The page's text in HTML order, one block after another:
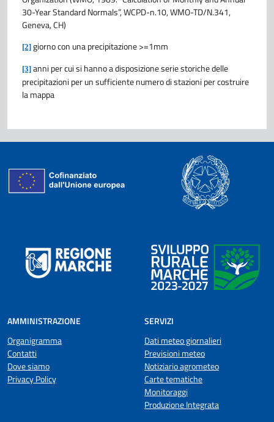
30-Year Standard Normals”, WCPD-n.10, WMO-TD/N.341,
Geneva, CH)
[2] giorno con una precipitazione >=1mm
[3] anni per cui si hanno a disposizione serie storiche delle
precipitazioni per un sufficiente numero di stazioni per costruire
la mappa
AMMINISTRAZIONE
Organigramma
Contatti
Dove siamo
Privacy Policy
SERVIZI
Dati meteo giornalieri
Previsioni meteo
Notiziario agrometeo
Carte tematiche
Monitoraggi
Produzione Integrata